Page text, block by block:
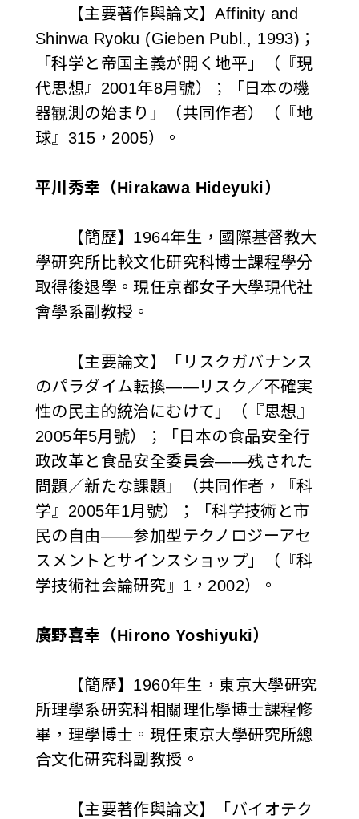
【主要著作與論文】Affinity and
Shinwa Ryoku (Gieben Publ., 1993)；
「科学と帝国主義が開く地平」（『現
代思想』2001年8月號）；「日本の機
器観測の始まり」（共同作者）（『地
球』315，2005）。
平川秀幸（Hirakawa Hideyuki）
【簡歷】1964年生，國際基督教大
學研究所比較文化研究科博士課程學分
取得後退學。現任京都女子大學現代社
會學系副教授。
【主要論文】「リスクガバナンス
のパラダイム転換——リスク／不確実
性の民主的統治にむけて」（『思想』
2005年5月號）；「日本の食品安全行
政改革と食品安全委員会——残された
問題／新たな課題」（共同作者，『科
学』2005年1月號）；「科学技術と市
民の自由——参加型テクノロジーアセ
スメントとサインスショップ」（『科
学技術社会論研究』1，2002）。
廣野喜幸（Hirono Yoshiyuki）
【簡歷】1960年生，東京大學研究
所理學系研究科相關理化學博士課程修
畢，理學博士。現任東京大學研究所總
合文化研究科副教授。
【主要著作與論文】「バイオテク